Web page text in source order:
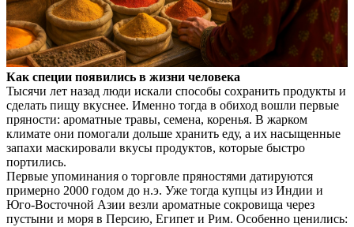
Как специи появились в жизни человека
Тысячи лет назад люди искали способы сохранить продукты и
сделать пищу вкуснее. Именно тогда в обиход вошли первые
пряности: ароматные травы, семена, коренья. В жарком
климате они помогали дольше хранить еду, а их насыщенные
запахи маскировали вкусы продуктов, которые быстро
портились.
Первые упоминания о торговле пряностями датируются
примерно 2000 годом до н.э. Уже тогда купцы из Индии и
Юго-Восточной Азии везли ароматные сокровища через
пустыни и моря в Персию, Египет и Рим. Особенно ценились: